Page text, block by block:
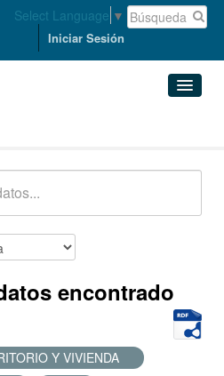
Select Language ▼
Iniciar Sesión
encontrado
Y VIVIENDA